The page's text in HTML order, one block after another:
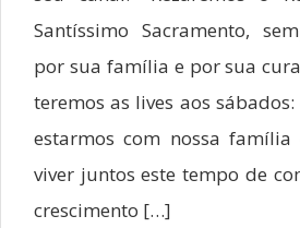
Santíssimo Sacramento,
por sua família e por sua
teremos as lives aos
estarmos com nossa família
viver juntos este tempo de
crescimento […]